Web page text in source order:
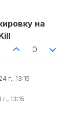
НПИЗК.
день. Я вас
скриншоты
на
0
г., 13:15
13:15